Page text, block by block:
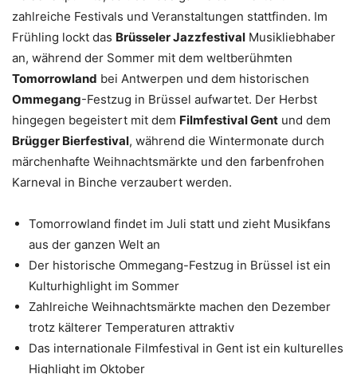
zahlreiche Festivals und Veranstaltungen stattfinden. Im
Frühling lockt das Brüsseler Jazzfestival Musikliebhaber
an, während der Sommer mit dem weltberühmten
Tomorrowland bei Antwerpen und dem historischen
Ommegang-Festzug in Brüssel aufwartet. Der Herbst
hingegen begeistert mit dem Filmfestival Gent und dem
Brügger Bierfestival, während die Wintermonate durch
märchenhafte Weihnachtsmärkte und den farbenfrohen
Karneval in Binche verzaubert werden.
Tomorrowland findet im Juli statt und zieht Musikfans
aus der ganzen Welt an
Der historische Ommegang-Festzug in Brüssel ist ein
Kulturhighlight im Sommer
Zahlreiche Weihnachtsmärkte machen den Dezember
trotz kälterer Temperaturen attraktiv
Das internationale Filmfestival in Gent ist ein kulturelles
Highlight im Oktober